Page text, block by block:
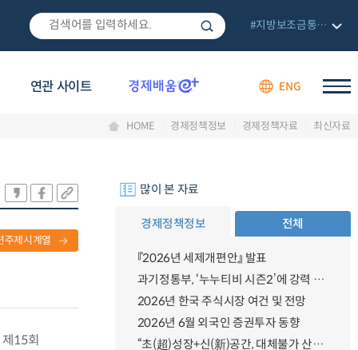
연관 사이트 ENG
#지방보조금통합관리망
HOME 경제정책정보 경제정책자료 최신자료
주제시계열
15회
많이 본 자료
경제정책정보 전체
『2026년 세제개편안』 발표
과기정통부, ‘누누티비 시즌2’에 강력 대응 의지 밝혀
2026년 한국 주식시장 여건 및 전망
2026년 6월 외국인 증권투자 동향
“초(超)성장+신(新)공간, 대체불가 산업강국”